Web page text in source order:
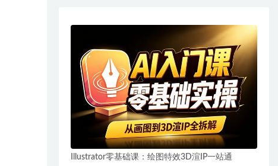
Illustrator零基础课：绘图特效3D渲IP一站通